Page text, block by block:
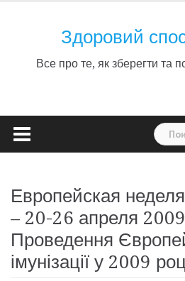
Здоровий
Все про те, як зберегти та
Найти:
Европейская
– 20-26 апреля
Проведення
імунізації у 2009